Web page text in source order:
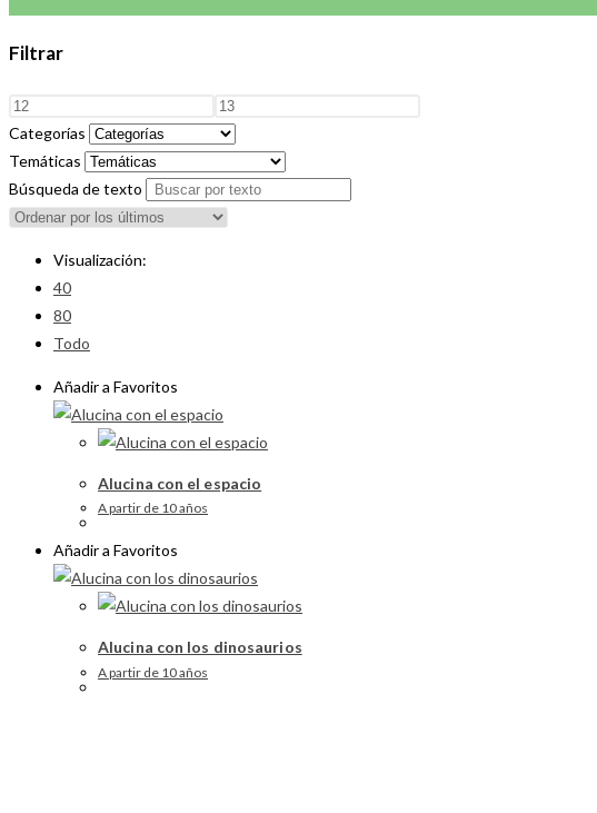
Filtrar
Categorías
Temáticas
Búsqueda de texto
Visualización:
40
80
Todo
Añadir a Favoritos
Alucina con el espacio
A partir de 10 años
Añadir a Favoritos
Alucina con los dinosaurios
A partir de 10 años